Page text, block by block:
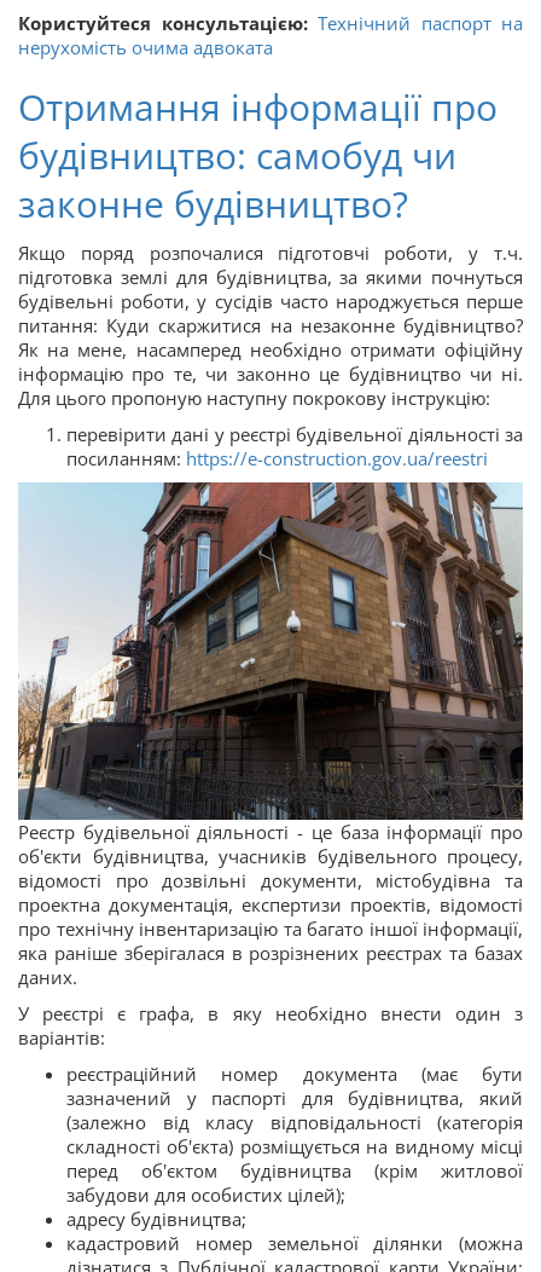
Користуйтеся консультацією: Технічний паспорт на
нерухомість очима адвоката
Отримання інформації про
будівництво: самобуд чи
законне будівництво?
Якщо поряд розпочалися підготовчі роботи, у т.ч.
підготовка землі для будівництва, за якими почнуться
будівельні роботи, у сусідів часто народжується перше
питання: Куди скаржитися на незаконне будівництво?
Як на мене, насамперед необхідно отримати офіційну
інформацію про те, чи законно це будівництво чи ні.
Для цього пропоную наступну покрокову інструкцію:
перевірити дані у реєстрі будівельної діяльності за
посиланням: https://e-construction.gov.ua/reestri
Реєстр будівельної діяльності - це база інформації про
об'єкти будівництва, учасників будівельного процесу,
відомості про дозвільні документи, містобудівна та
проектна документація, експертизи проектів, відомості
про технічну інвентаризацію та багато іншої інформації,
яка раніше зберігалася в розрізнених реєстрах та базах
даних.
У реєстрі є графа, в яку необхідно внести один з
варіантів:
реєстраційний номер документа (має бути
зазначений у паспорті для будівництва, який
(залежно від класу відповідальності (категорія
складності об'єкта) розміщується на видному місці
перед об'єктом будівництва (крім житлової
забудови для особистих цілей);
адресу будівництва;
кадастровий номер земельної ділянки (можна
дізнатися з Публічної кадастрової карти України: